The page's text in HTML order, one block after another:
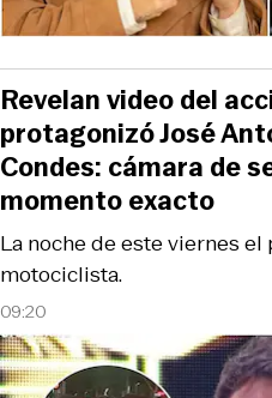
09:20
La noche de este viernes
motociclista.
Revelan video del
protagonizó José
Condes: cámara de
momento exacto